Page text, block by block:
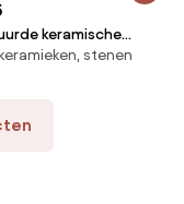
keramische
H15cm, Lesego
stenen